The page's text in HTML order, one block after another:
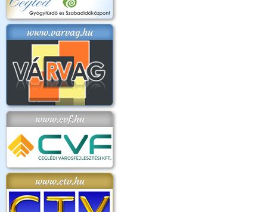
www.varvag.hu
www.cvf.hu
www.ctv.hu